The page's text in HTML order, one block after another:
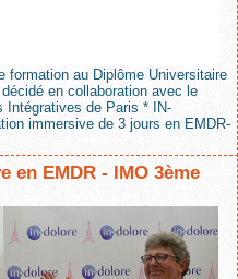
formation au Diplôme Universitaire
en collaboration avec le
Intégratives de Paris * IN-
immersive de 3 jours en EMDR-
en EMDR - IMO 3ème